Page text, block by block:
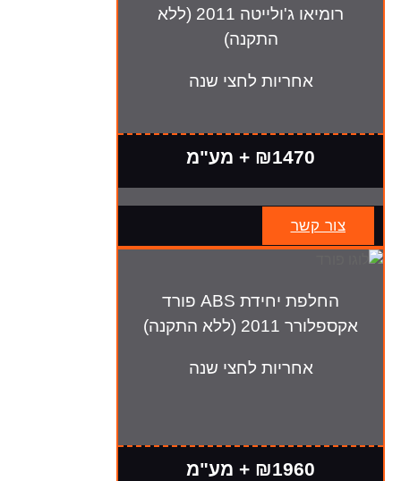
רומיאו ג'ולייטה 2011 (ללא
התקנה)
אחריות לחצי שנה
₪1470 + מע"מ
צור קשר
החלפת יחידת ABS פורד
אקספלורר 2011 (ללא התקנה)
אחריות לחצי שנה
₪1960 + מע"מ